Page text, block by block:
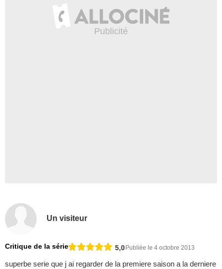
Un visiteur
Critique de la série 5,0Publiée le 4 octobre 2013
superbe serie que j ai regarder de la premiere saison a la derniere